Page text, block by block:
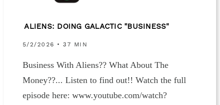
ALIENS: DOING GALACTIC "BUSINESS"
5/2/2026 • 37 MIN
Business With Aliens?? What About The
Money??... Listen to find out!! Watch the full
episode here: www.youtube.com/watch?